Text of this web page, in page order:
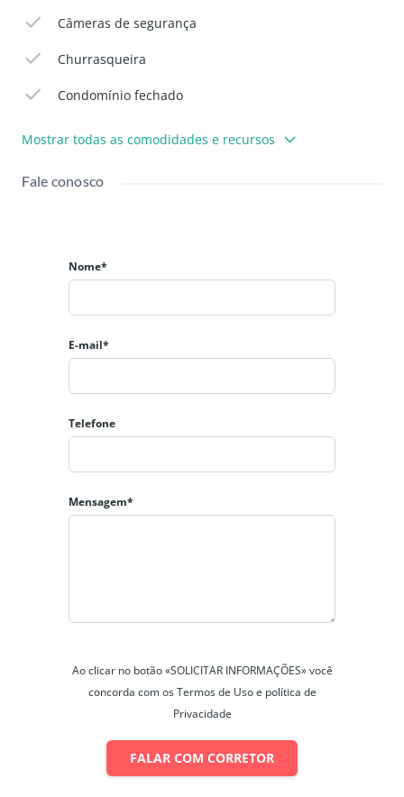
Câmeras de segurança
Churrasqueira
Condomínio fechado
Mostrar todas as comodidades e recursos
Fale conosco
Nome*
E-mail*
Telefone
Mensagem*
Ao clicar no botão «SOLICITAR INFORMAÇÕES» você
concorda com os Termos de Uso e política de
Privacidade
FALAR COM CORRETOR